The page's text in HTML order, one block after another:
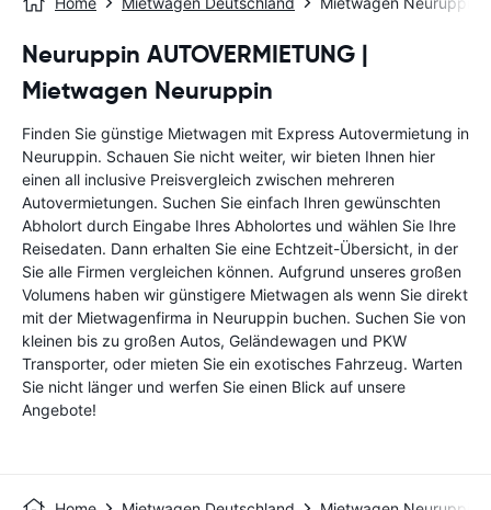
Neuruppin AUTOVERMIETUNG |
Mietwagen Neuruppin
Finden Sie günstige Mietwagen mit Express Autovermietung in
Neuruppin. Schauen Sie nicht weiter, wir bieten Ihnen hier
einen all inclusive Preisvergleich zwischen mehreren
Autovermietungen. Suchen Sie einfach Ihren gewünschten
Abholort durch Eingabe Ihres Abholortes und wählen Sie Ihre
Reisedaten. Dann erhalten Sie eine Echtzeit-Übersicht, in der
Sie alle Firmen vergleichen können. Aufgrund unseres großen
Volumens haben wir günstigere Mietwagen als wenn Sie direkt
mit der Mietwagenfirma in Neuruppin buchen. Suchen Sie von
kleinen bis zu großen Autos, Geländewagen und PKW
Transporter, oder mieten Sie ein exotisches Fahrzeug. Warten
Sie nicht länger und werfen Sie einen Blick auf unsere
Angebote!